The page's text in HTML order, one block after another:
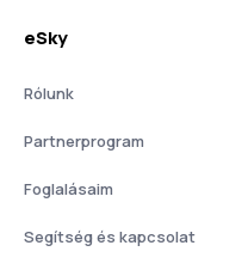
eSky
Rólunk
Partnerprogram
Foglalásaim
Segítség és kapcsolat